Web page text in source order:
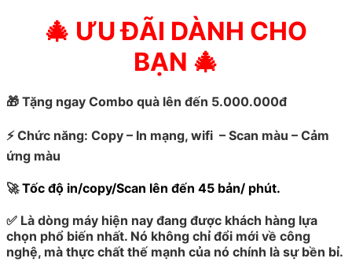
🎄 ƯU ĐÃI DÀNH CHO
BẠN 🎄
🎁 Tặng ngay Combo quà lên đến 5.000.000đ
⚡Chức năng: Copy – In mạng, wifi – Scan màu – Cảm
ứng màu
🚀Tốc độ in/copy/Scan lên đến 45 bản/ phút.
✅ Là dòng máy hiện nay đang được khách hàng lựa
chọn phổ biến nhất. Nó không chỉ đổi mới về công
nghệ, mà thực chất thế mạnh của nó chính là sự bền bỉ.